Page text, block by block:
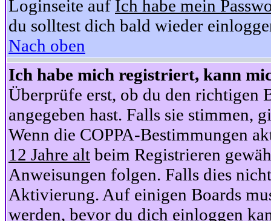
Loginseite auf Ich habe mein
du solltest dich bald wieder
Nach oben
Ich habe mich registriert, kann
Überprüfe erst, ob du den richtigen
angegeben hast. Falls sie stimmen,
Wenn die COPPA-Bestimmungen
12 Jahre alt beim Registrieren
Anweisungen folgen. Falls dies
Aktivierung. Auf einigen Boards
werden, bevor du dich einloggen